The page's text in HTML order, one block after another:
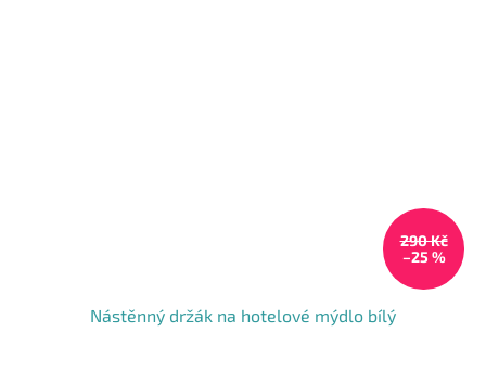
290 Kč
–25 %
Nástěnný držák na hotelové mýdlo bílý